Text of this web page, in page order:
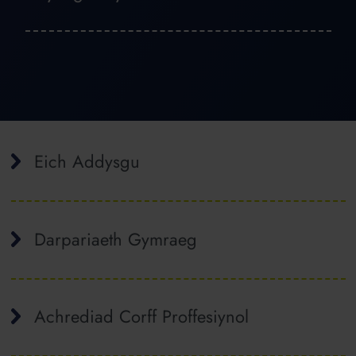
Eich Addysgu
Darpariaeth Gymraeg
Achrediad Corff Proffesiynol